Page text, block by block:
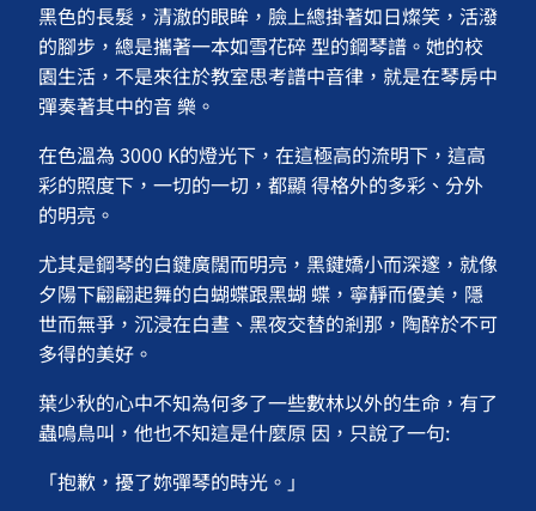
黑色的長髮，清澈的眼眸，臉上總掛著如日燦笑，活潑
的腳步，總是攜著一本如雪花碎 型的鋼琴譜。她的校
園生活，不是來往於教室思考譜中音律，就是在琴房中
彈奏著其中的音 樂。
在色溫為 3000 K的燈光下，在這極高的流明下，這高
彩的照度下，一切的一切，都顯 得格外的多彩、分外
的明亮。
尤其是鋼琴的白鍵廣闊而明亮，黑鍵嬌小而深邃，就像
夕陽下翩翩起舞的白蝴蝶跟黑蝴 蝶，寧靜而優美，隱
世而無爭，沉浸在白晝、黑夜交替的剎那，陶醉於不可
多得的美好。
葉少秋的心中不知為何多了一些數林以外的生命，有了
蟲鳴鳥叫，他也不知這是什麼原 因，只說了一句:
「抱歉，擾了妳彈琴的時光。」